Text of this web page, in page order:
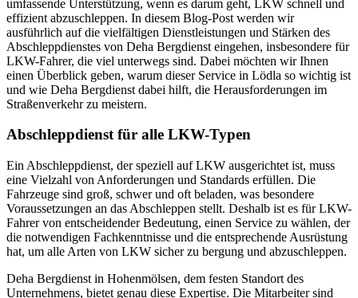
umfassende Unterstützung, wenn es darum geht, LKW schnell und
effizient abzuschleppen. In diesem Blog-Post werden wir
ausführlich auf die vielfältigen Dienstleistungen und Stärken des
Abschleppdienstes von Deha Bergdienst eingehen, insbesondere für
LKW-Fahrer, die viel unterwegs sind. Dabei möchten wir Ihnen
einen Überblick geben, warum dieser Service in Lödla so wichtig ist
und wie Deha Bergdienst dabei hilft, die Herausforderungen im
Straßenverkehr zu meistern.
Abschleppdienst für alle LKW-Typen
Ein Abschleppdienst, der speziell auf LKW ausgerichtet ist, muss
eine Vielzahl von Anforderungen und Standards erfüllen. Die
Fahrzeuge sind groß, schwer und oft beladen, was besondere
Voraussetzungen an das Abschleppen stellt. Deshalb ist es für LKW-
Fahrer von entscheidender Bedeutung, einen Service zu wählen, der
die notwendigen Fachkenntnisse und die entsprechende Ausrüstung
hat, um alle Arten von LKW sicher zu bergung und abzuschleppen.
Deha Bergdienst in Hohenmölsen, dem festen Standort des
Unternehmens, bietet genau diese Expertise. Die Mitarbeiter sind